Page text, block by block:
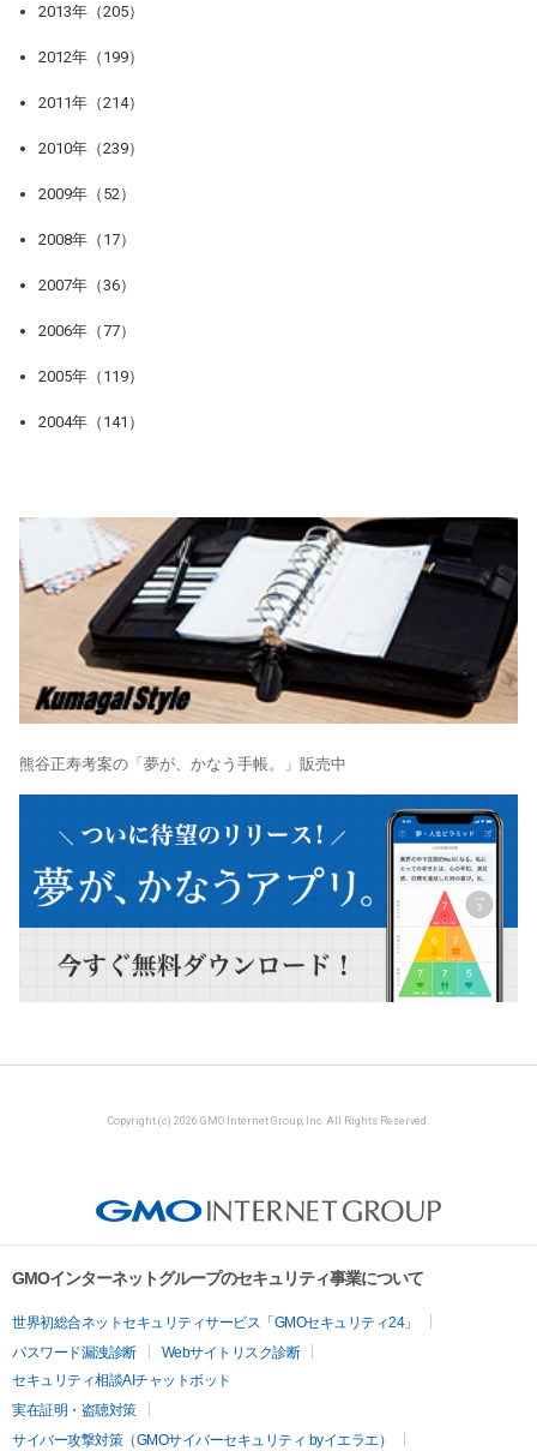
2013年（205）
2012年（199）
2011年（214）
2010年（239）
2009年（52）
2008年（17）
2007年（36）
2006年（77）
2005年（119）
2004年（141）
熊谷正寿考案の「夢が、かなう手帳。」販売中
Copyright (c) 2026 GMO Internet Group, Inc. All Rights Reserved.
GMOインターネットグループのセキュリティ事業について
世界初総合ネットセキュリティサービス「GMOセキュリティ24」
パスワード漏洩診断
Webサイトリスク診断
セキュリティ相談AIチャットボット
実在証明・盗聴対策
サイバー攻撃対策（GMOサイバーセキュリティ byイエラエ）